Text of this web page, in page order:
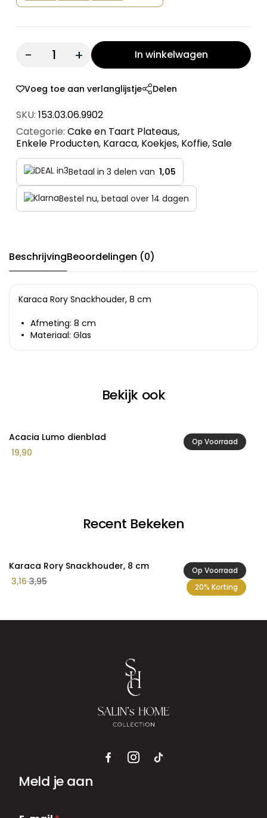
Quantity: In winkelwagen
Voeg toe aan verlanglijstje Delen
SKU: 153.03.06.9902
Categorie: Cake en Taart Plateaus,
Enkele Producten, Karaca, Koekjes, Koffie,Sale
Betaal in 3 delen van 1,05
Bestel nu, betaal over 14 dagen
BeschrijvingBeoordelingen (0)
Karaca Rory Snackhouder, 8 cm
Afmeting: 8 cm
Materiaal: Glas
Bekijk ook
Op Voorraad
Acacia Lumo dienblad
19,90
Recent Bekeken
Op Voorraad
20% Korting
Karaca Rory Snackhouder, 8 cm
3,163,95
Meld je aan